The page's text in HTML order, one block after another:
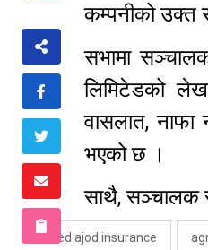
कम्पनीको उक्त
सभामा
लिमिटेडको
वासलात, नाफा
भएको छ ।
साथै, सञ्चालक
united ajod insurance